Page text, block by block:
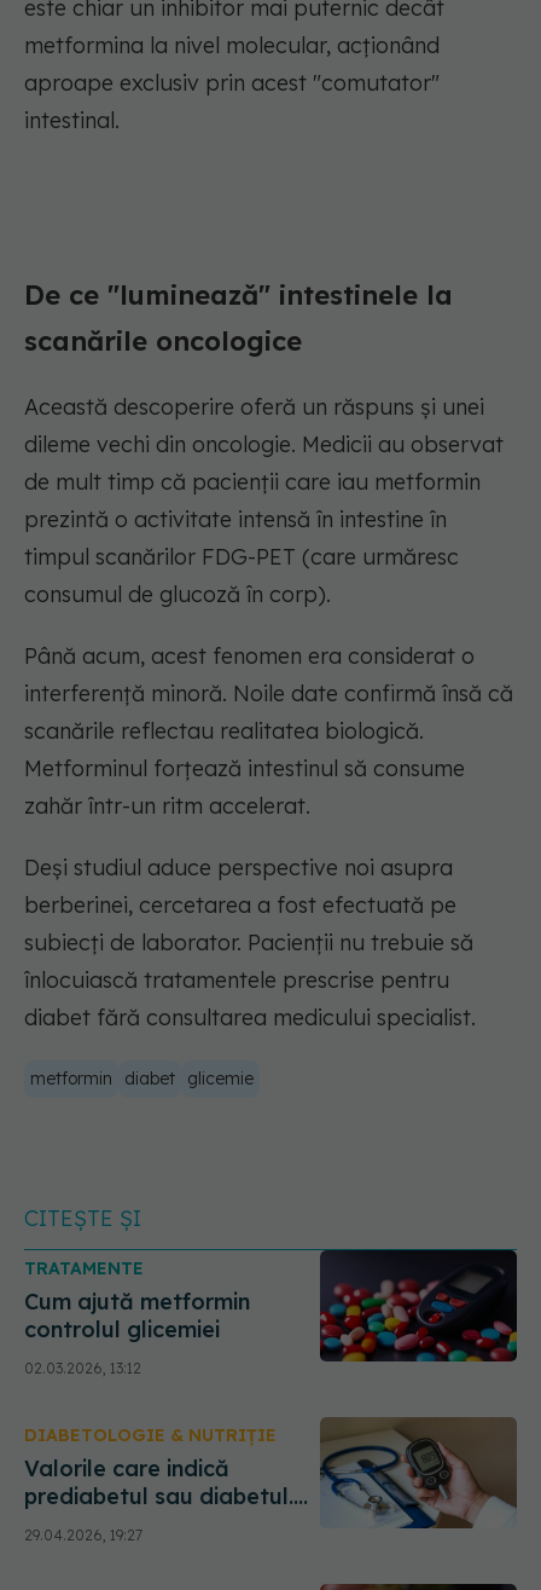
este chiar un inhibitor mai puternic decât
metformina la nivel molecular, acționând
aproape exclusiv prin acest "comutator"
intestinal.
De ce "luminează" intestinele la
scanările oncologice
Această descoperire oferă un răspuns și unei
dileme vechi din oncologie. Medicii au observat
de mult timp că pacienții care iau metformin
prezintă o activitate intensă în intestine în
timpul scanărilor FDG-PET (care urmăresc
consumul de glucoză în corp).
Până acum, acest fenomen era considerat o
interferență minoră. Noile date confirmă însă că
scanările reflectau realitatea biologică.
Metforminul forțează intestinul să consume
zahăr într-un ritm accelerat.
Deși studiul aduce perspective noi asupra
berberinei, cercetarea a fost efectuată pe
subiecți de laborator. Pacienții nu trebuie să
înlocuiască tratamentele prescrise pentru
diabet fără consultarea medicului specialist.
metformin diabet glicemie
CITEȘTE ȘI
TRATAMENTE
Cum ajută metformin
controlul glicemiei
02.03.2026, 13:12
DIABETOLOGIE & NUTRIȚIE
Valorile care indică
prediabetul sau diabetul.
De ce hemoglobina
glicozilată este necesară
29.04.2026, 19:27